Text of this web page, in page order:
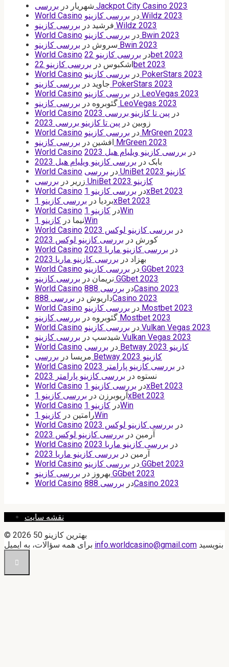
شهریار در
بررسی Jackpot City Casino 2023
World Casino
در بررسی کازینو Wildz 2023
فرشید در
بررسی کازینو Wildz 2023
World Casino
در بررسی کازینو Bwin 2023
سروش در
بررسی کازینو Bwin 2023
World Casino
دربررسی کازینو 22bet 2023
اشکبوس در
بررسی کازینو 22bet 2023
World Casino
در بررسی کازینو PokerStars 2023
جاوید در
بررسی کازینو PokerStars 2023
World Casino
در بررسی کازینو LeoVegas 2023
گئوبروه در
بررسی کازینو LeoVegas 2023
World Casino
در پین تا کازینو بررسی 2023
زوبین در پین تا کازینو بررسی 2023
World Casino
در بررسی کازینو MrGreen 2023
افشین در
بررسی کازینو MrGreen 2023
World Casino
در بررسی کازینو ویلیام هیل 2023
بابک در بررسی کازینو ویلیام هیل 2023
World Casino
در
بررسی UniBet کازینو 2023
زریر در
بررسی UniBet کازینو 2023
World Casino
دربررسی کازینو 1xBet 2023
بردیا در
بررسی کازینو 1xBet 2023
World Casino
درکازینو 1Win
نیما در
کازینو 1Win
World Casino
در بررسی کازینو لوکس 2023
کورش در بررسی کازینو لوکس 2023
World Casino
در بررسی کازینو ماریا 2023
بهزاد در بررسی کازینو ماریا 2023
World Casino
در بررسی کازینو GGbet 2023
نریمان در
بررسی کازینو GGbet 2023
World Casino
دربررسی 888Casino 2023
داریوش در
بررسی 888Casino 2023
World Casino
در بررسی کازینو Mostbet 2023
گئوبروه در
بررسی کازینو Mostbet 2023
World Casino
در بررسی کازینو Vulkan Vegas 2023
شیدسپ در
بررسی کازینو Vulkan Vegas 2023
World Casino
در
بررسی Betway کازینو 2023
مریسا در
بررسی Betway کازینو 2023
World Casino
در بررسی کازینو پارامتر 2023
نستوه در بررسی کازینو پارامتر 2023
World Casino
دربررسی کازینو 1xBet 2023
آریوبرزن در
بررسی کازینو 1xBet 2023
World Casino
درکازینو 1Win
رامتین در
کازینو 1Win
World Casino
در بررسی کازینو لوکس 2023
آرمین در بررسی کازینو لوکس 2023
World Casino
در بررسی کازینو ماریا 2023
آرمین در بررسی کازینو ماریا 2023
World Casino
در بررسی کازینو GGbet 2023
بهروز در
بررسی کازینو GGbet 2023
World Casino
دربررسی 888Casino 2023
نقشه سایت
© 2026 50 بهترین کازینو
info.worldcasino@gmail.com بنویسید